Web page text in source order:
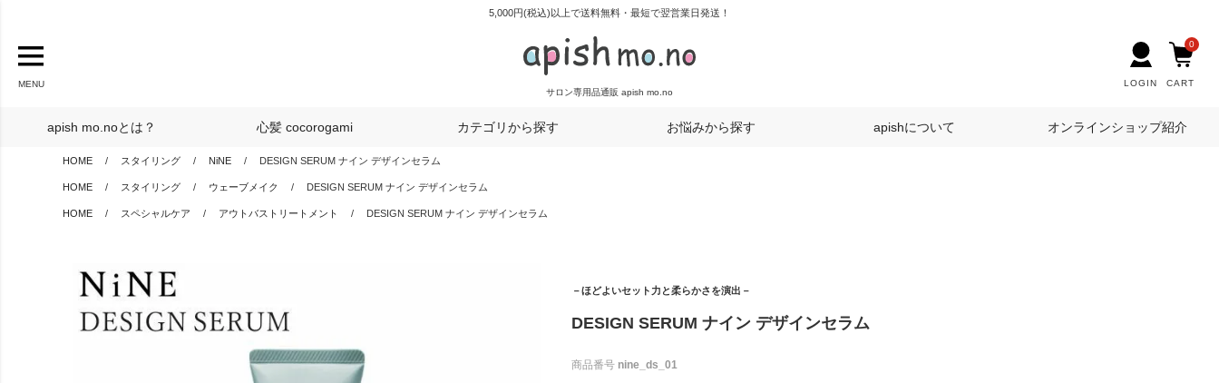
5,000円(税込)以上で送料無料・最短で翌営業日発送！
サロン専用品通販 apish mo.no
MENU LOGIN CART
0
apish mo.noとは？ 心髪 cocorogami カテゴリから探す お悩みから探す apishについて オンラインショップ紹介
HOME スタイリング NiNE DESIGN SERUM ナイン デザインセラム
HOME スタイリング ウェーブメイク DESIGN SERUM ナイン デザインセラム
HOME スペシャルケア アウトバストリートメント DESIGN SERUM ナイン デザインセラム
－ほどよいセット力と柔らかさを演出－
DESIGN SERUM ナイン デザインセラム
商品番号 nine_ds_01